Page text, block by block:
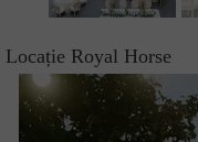
Locație Royal Horse